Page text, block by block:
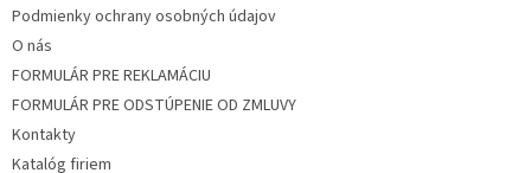
Podmienky ochrany osobných údajov
O nás
FORMULÁR PRE REKLAMÁCIU
FORMULÁR PRE ODSTÚPENIE OD ZMLUVY
Kontakty
Katalóg firiem